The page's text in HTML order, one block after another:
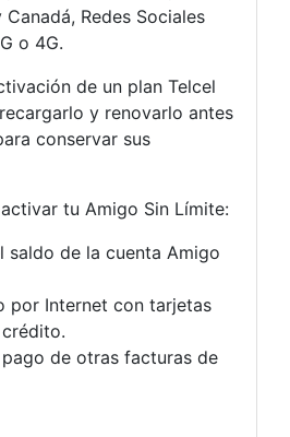
Redes Sociales
o 4G.
de un plan Telcel
y renovarlo antes
conservar sus
tu Amigo Sin Límite:
saldo de la cuenta Amigo
por Internet con tarjetas
de otras facturas de